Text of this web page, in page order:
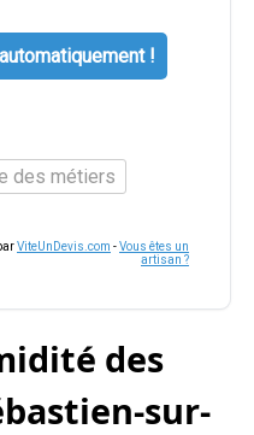
!
des métiers
ViteUnDevis.com -Vous êtes un
artisan ?
des
sur-